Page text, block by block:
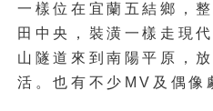
一樣位在宜蘭五結鄉，
田中央，裝潢一樣走現
山隧道來到南陽平原，
活。也有不少MV及偶像